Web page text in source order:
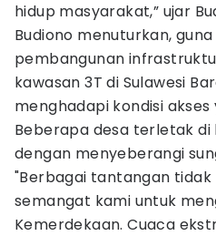
hidup masyarakat,” ujar
Budiono menuturkan,
pembangunan
kawasan 3T di Sulawesi
menghadapi kondisi
Beberapa desa terletak di
dengan menyeberangi
"Berbagai tantangan
semangat kami untuk
Kemerdekaan. Cuaca